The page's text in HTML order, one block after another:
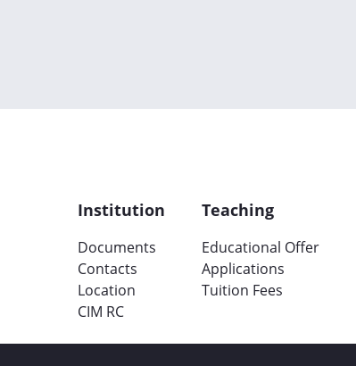
Institution
Documents
Contacts
Location
CIM RC
Teaching
Educational Offer
Applications
Tuition Fees